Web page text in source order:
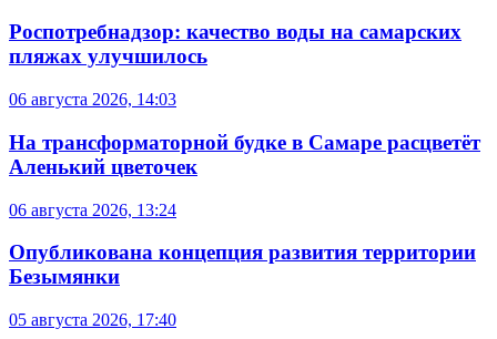
Роспотребнадзор: качество воды на самарских
пляжах улучшилось
06 августа 2026, 14:03
На трансформаторной будке в Самаре расцветёт
Аленький цветочек
06 августа 2026, 13:24
Опубликована концепция развития территории
Безымянки
05 августа 2026, 17:40